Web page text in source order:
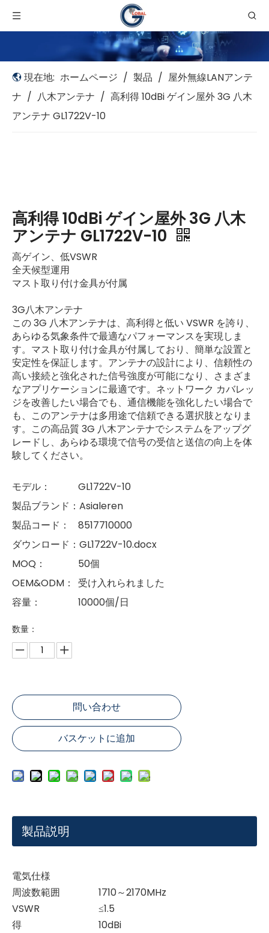
現在地: ホームページ / 製品 / 屋外無線LANアンテ
ナ / 八木アンテナ / 高利得 10dBi ゲイン屋外 3G 八木
アンテナ GL1722V-10
高利得 10dBi ゲイン屋外 3G 八木
アンテナ GL1722V-10
高ゲイン、低VSWR
全天候型運用
マスト取り付け金具が付属
3G八木アンテナ
この 3G 八木アンテナは、高利得と低い VSWR を誇り、
あらゆる気象条件で最適なパフォーマンスを実現しま
す。マスト取り付け金具が付属しており、簡単な設置と
安定性を保証します。アンテナの設計により、信頼性の
高い接続と強化された信号強度が可能になり、さまざま
なアプリケーションに最適です。ネットワーク カバレッ
ジを改善したい場合でも、通信機能を強化したい場合で
も、このアンテナは多用途で信頼できる選択肢となりま
す。この高品質 3G 八木アンテナでシステムをアップグ
レードし、あらゆる環境で信号の受信と送信の向上を体
験してください。
モデル：
GL1722V-10
製品ブランド： Asialeren
製品コード：
8517710000
ダウンロード： GL1722V-10.docx
MOQ：
50個
OEM&ODM：
受け入れられました
容量：
10000個/日
数量：
問い合わせ
バスケットに追加
製品説明
電気仕様
周波数範囲
1710～2170MHz
VSWR
≤1.5
得
10dBi